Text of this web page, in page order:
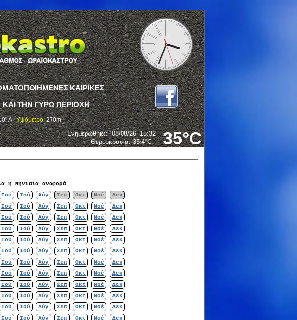
ΚΑΙΡΙΚΕΣ
ΤΗΝ ΓΥΡΩ ΠΕΡΙΟΧΗ
Α -Υψόμετρο:270m
35°C
Ενημερώθηκε:08/08/26 15:32
Θερμοκρασία:35.4°C
ή Μηνιαία αναφορά
Ιού Ιού Αύγ Σεπ Οκτ Νοέ
Δεκ
Ιού Ιού Αύγ Σεπ Οκτ Νοέ
Δεκ
Ιού Ιού Αύγ Σεπ Οκτ Νοέ
Δεκ
Ιού Ιού Αύγ Σεπ Οκτ Νοέ
Δεκ
Ιού Ιού Αύγ Σεπ Οκτ Νοέ
Δεκ
Ιού Ιού Αύγ Σεπ Οκτ Νοέ
Δεκ
Ιού Ιού Αύγ Σεπ Οκτ Νοέ
Δεκ
Ιού Ιού Αύγ Σεπ Οκτ Νοέ
Δεκ
Ιού Ιού Αύγ Σεπ Οκτ Νοέ
Δεκ
Ιού Ιού Αύγ Σεπ Οκτ Νοέ
Δεκ
Ιού Ιού Αύγ Σεπ Οκτ Νοέ
Δεκ
Ιού Ιού Αύγ Σεπ Οκτ Νοέ
Δεκ